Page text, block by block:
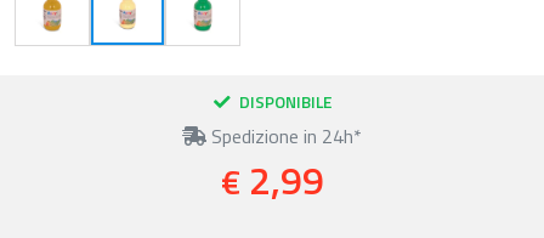
DISPONIBILE
Spedizione in 24h*
€ 2,99